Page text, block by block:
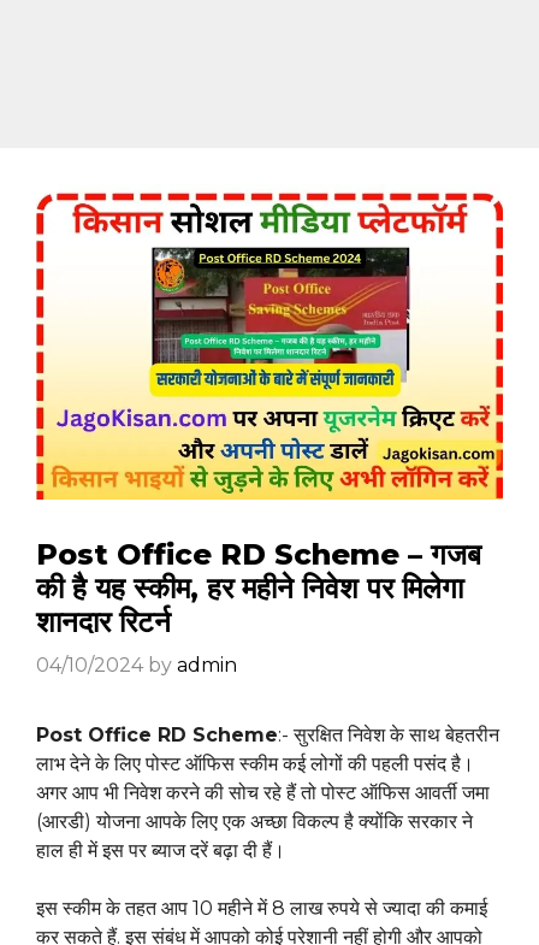
Post Office RD Scheme – गजब
की है यह स्कीम, हर महीने निवेश पर मिलेगा
शानदार रिटर्न
04/10/2024 by admin
Post Office RD Scheme:- सुरक्षित निवेश के साथ बेहतरीन
लाभ देने के लिए पोस्ट ऑफिस स्कीम कई लोगों की पहली पसंद है।
अगर आप भी निवेश करने की सोच रहे हैं तो पोस्ट ऑफिस आवर्ती जमा
(आरडी) योजना आपके लिए एक अच्छा विकल्प है क्योंकि सरकार ने
हाल ही में इस पर ब्याज दरें बढ़ा दी हैं।
इस स्कीम के तहत आप 10 महीने में 8 लाख रुपये से ज्यादा की कमाई
कर सकते हैं. इस संबंध में आपको कोई परेशानी नहीं होगी और आपको